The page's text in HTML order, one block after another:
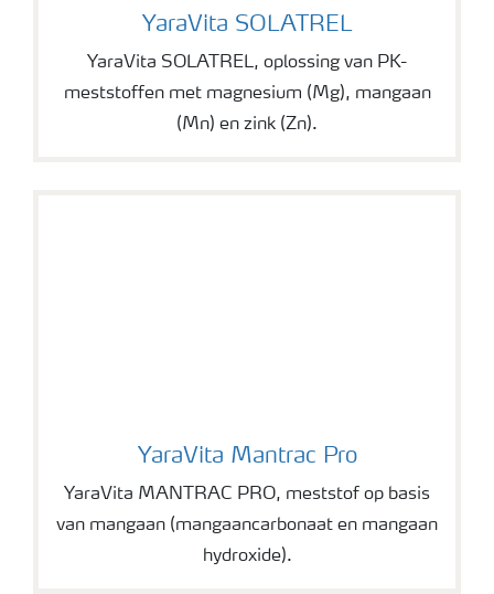
YaraVita SOLATREL
YaraVita SOLATREL
YaraVita SOLATREL, oplossing van PK-
meststoffen met magnesium (Mg), mangaan
(Mn) en zink (Zn).
YaraVita Mantrac Pro
YaraVita Mantrac Pro
YaraVita MANTRAC PRO, meststof op basis
van mangaan (mangaancarbonaat en mangaan
hydroxide).